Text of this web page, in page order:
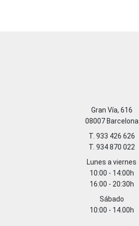
Gran Vía, 616
08007 Barcelona
T. 933 426 626
T. 934 870 022
Lunes a viernes
10:00 - 14:00h
16:00 - 20:30h
Sábado
10:00 - 14.00h